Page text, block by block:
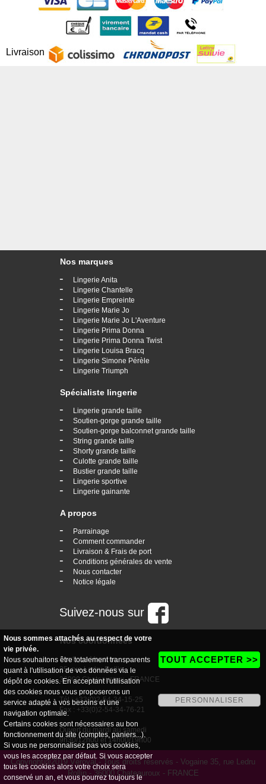
Livraison
Nos marques
- Lingerie Anita
- Lingerie Chantelle
- Lingerie Empreinte
- Lingerie Marie Jo
- Lingerie Marie Jo L'Aventure
- Lingerie Prima Donna
- Lingerie Prima Donna Twist
- Lingerie Louisa Bracq
- Lingerie Simone Pérèle
- Lingerie Triumph
Spécialiste lingerie
- Lingerie grande taille
- Soutien-gorge grande taille
- Soutien-gorge balconnet grande taille
- String grande taille
- Shorty grande taille
- Culotte grande taille
- Bustier grande taille
- Lingerie sportive
- Lingerie gainante
A propos
- Parrainage
- Comment commander
- Livraison & Frais de port
- Conditions générales de vente
- Nous contacter
- Notice légale
Suivez-nous sur
Nos coordonnées
boutique Vogaine
35, rue Ledru Rollin
36000 Chateauroux - FRANCE
Tél : +33(0)2-54-34-15-25
Fax : +33(0)2-54-34-76-21
Ouvert du mardi au samedi
9h30/12h00 et 14h00/19h00
Copyright@2019 Véroval - Tous droits réservés - Vogaine 35, rue Ledru
Rollin - 36000 Chateauroux - FRANCE
Nous sommes attachés au respect de votre
vie privée.
Nous souhaitons être totalement transparents
quant à l'utilisation de vos données via le
dépôt de cookies. En acceptant l'utilisation
des cookies nous vous proposerons un
service adapté à vos besoins et une
navigation optimale.
Certains cookies sont nécessaires au bon
fonctionnement du site (comptes, paniers...).
Si vous ne personnalisez pas vos cookies,
vous les acceptez par défaut. Si vous accepter
tous les cookies alors votre choix sera
conservé un an, et vous pourrez toujours le
TOUT ACCEPTER >>
PERSONNALISER